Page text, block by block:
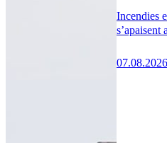
Incendies
s’apaisent
07.08.2026